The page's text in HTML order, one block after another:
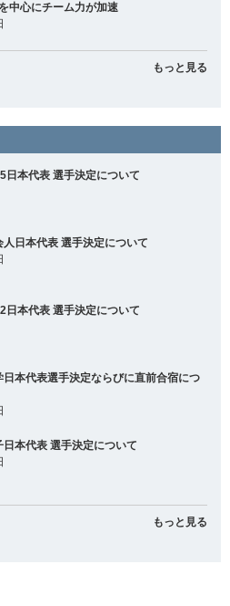
中心にチーム力が加速
もっと見る
日本代表 選手決定について
日本代表 選手決定について
日本代表 選手決定について
日本代表選手決定ならびに直前合宿につ
本代表 選手決定について
もっと見る